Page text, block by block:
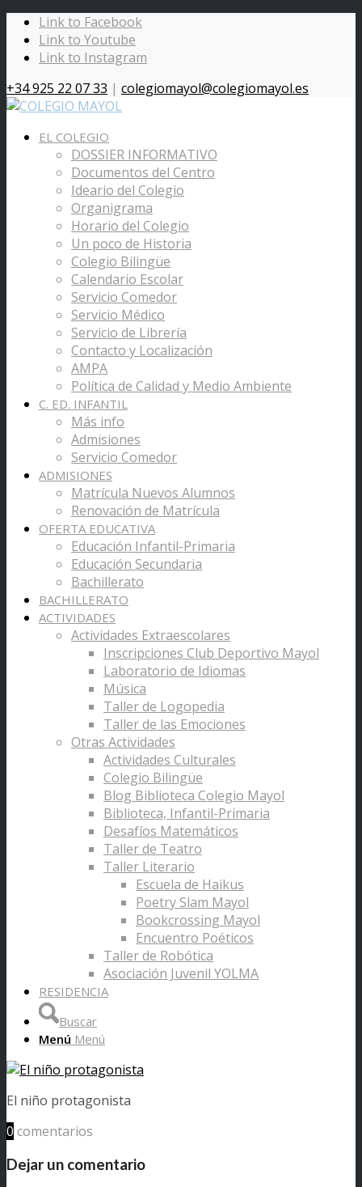
Link to Facebook
Link to Youtube
Link to Instagram
+34 925 22 07 33 | colegiomayol@colegiomayol.es
EL COLEGIO
DOSSIER INFORMATIVO
Documentos del Centro
Ideario del Colegio
Organigrama
Horario del Colegio
Un poco de Historia
Colegio Bilingüe
Calendario Escolar
Servicio Comedor
Servicio Médico
Servicio de Librería
Contacto y Localización
AMPA
Política de Calidad y Medio Ambiente
C. ED. INFANTIL
Más info
Admisiones
Servicio Comedor
ADMISIONES
Matrícula Nuevos Alumnos
Renovación de Matrícula
OFERTA EDUCATIVA
Educación Infantil-Primaria
Educación Secundaria
Bachillerato
BACHILLERATO
ACTIVIDADES
Actividades Extraescolares
Inscripciones Club Deportivo Mayol
Laboratorio de Idiomas
Música
Taller de Logopedia
Taller de las Emociones
Otras Actividades
Actividades Culturales
Colegio Bilingüe
Blog Biblioteca Colegio Mayol
Biblioteca, Infantil-Primaria
Desafíos Matemáticos
Taller de Teatro
Taller Literario
Escuela de Haikus
Poetry Slam Mayol
Bookcrossing Mayol
Encuentro Poéticos
Taller de Robótica
Asociación Juvenil YOLMA
RESIDENCIA
Buscar
Menú Menú
El niño protagonista
0 comentarios
Dejar un comentario